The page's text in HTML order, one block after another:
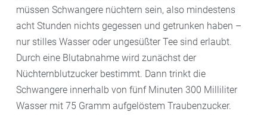
müssen Schwangere nüchtern sein, also mindestens
acht Stunden nichts gegessen und getrunken haben –
nur stilles Wasser oder ungesüßter Tee sind erlaubt.
Durch eine Blutabnahme wird zunächst der
Nüchternblutzucker bestimmt. Dann trinkt die
Schwangere innerhalb von fünf Minuten 300 Milliliter
Wasser mit 75 Gramm aufgelöstem Traubenzucker.